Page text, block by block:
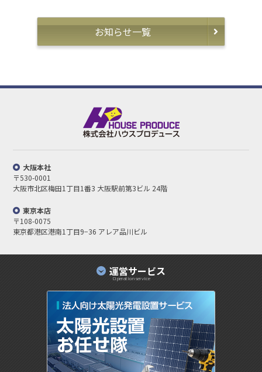
お知らせ一覧
大阪本社
〒530-0001
大阪市北区梅田1丁目1番3 大阪駅前第3ビル 24階
東京本店
〒108-0075
東京都港区港南1丁目9−36 アレア品川ビル
運営サービス
Operation service